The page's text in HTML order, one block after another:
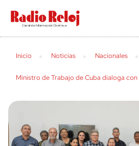
cerrar
Inicio Noticias Nacionales
Ministro de Trabajo de Cuba dialoga con